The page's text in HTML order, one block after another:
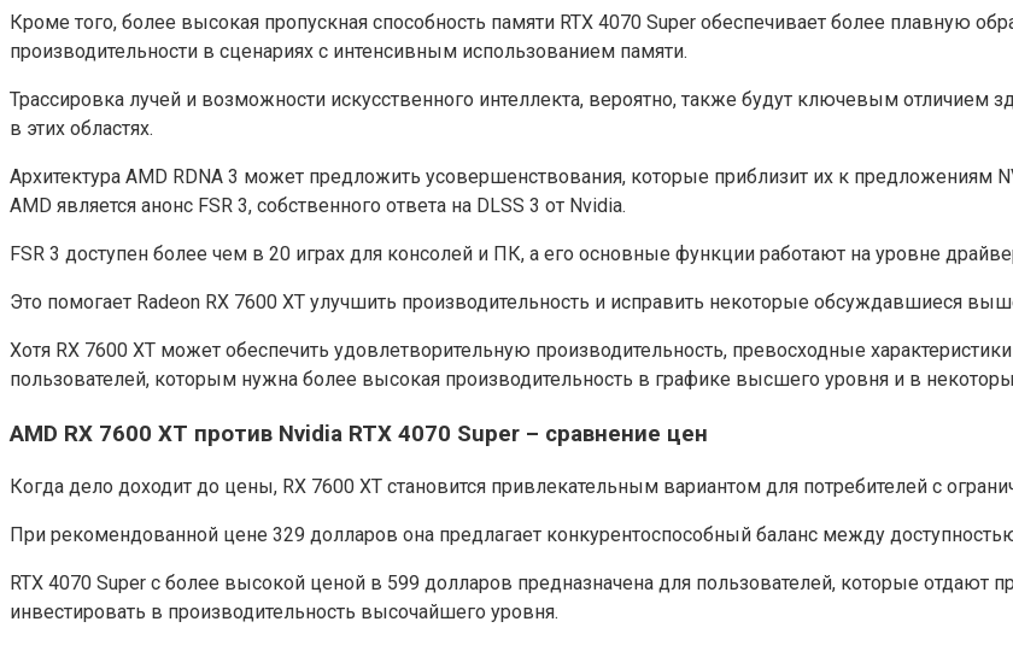
Кроме того, более высокая пропускная способность памяти RTX 4070 Super обеспечивает более плавную
производительности в сценариях с интенсивным использованием памяти.
Трассировка лучей и возможности искусственного интеллекта, вероятно, также будут ключевым отличием
в этих областях.
Архитектура AMD RDNA 3 может предложить усовершенствования, которые приблизит их к
AMD является анонс FSR 3, собственного ответа на DLSS 3 от Nvidia.
FSR 3 доступен более чем в 20 играх для консолей и ПК, а его основные функции работают на уровне
Это помогает Radeon RX 7600 XT улучшить производительность и исправить некоторые обсуждавшиеся
Хотя RX 7600 XT может обеспечить удовлетворительную производительность, превосходные
пользователей, которым нужна более высокая производительность в графике высшего уровня и в
AMD RX 7600 XT против Nvidia RTX 4070 Super – сравнение цен
Когда дело доходит до цены, RX 7600 XT становится привлекательным вариантом для потребителей с
При рекомендованной цене 329 долларов она предлагает конкурентоспособный баланс между
RTX 4070 Super с более высокой ценой в 599 долларов предназначена для пользователей, которые отдают
инвестировать в производительность высочайшего уровня.